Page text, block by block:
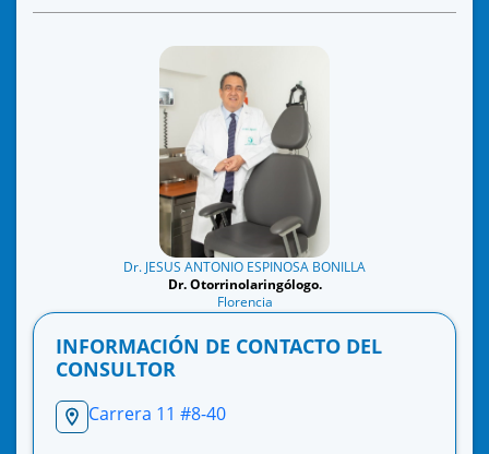
Dr. JESUS ANTONIO ESPINOSA BONILLA
Dr. Otorrinolaringólogo.
Florencia
INFORMACIÓN DE CONTACTO DEL
CONSULTOR
Carrera 11 #8-40